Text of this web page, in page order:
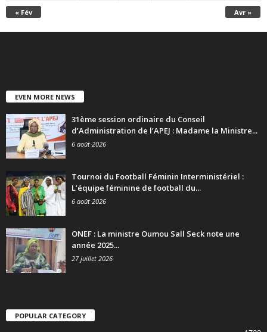
« Fév Avr »
EVEN MORE NEWS
31ème session ordinaire du Conseil
d’Administration de l’APEJ : Madame la Ministre...
6 août 2026
Tournoi du Football Féminin Interministériel :
L’équipe féminine de football du...
6 août 2026
ONEF : La ministre Oumou Sall Seck note une
année 2025...
27 juillet 2026
POPULAR CATEGORY